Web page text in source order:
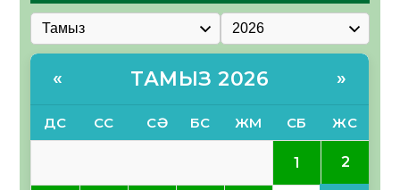
« ТАМЫЗ 2026 »
ДС СС СӘ БС ЖМ СБ ЖС
1 2